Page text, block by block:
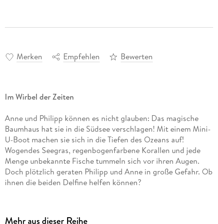
Merken Empfehlen Bewerten
Im Wirbel der Zeiten
Anne und Philipp können es nicht glauben: Das magische
Baumhaus hat sie in die Südsee verschlagen! Mit einem Mini-
U-Boot machen sie sich in die Tiefen des Ozeans auf!
Wogendes Seegras, regenbogenfarbene Korallen und jede
Menge unbekannte Fische tummeln sich vor ihren Augen.
Doch plötzlich geraten Philipp und Anne in große Gefahr. Ob
ihnen die beiden Delfine helfen können?
Mehr aus dieser Reihe